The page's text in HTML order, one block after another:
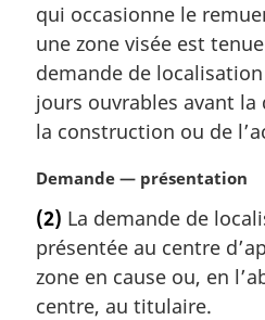
i
n
a
l
e
:
qui occasionne le
une zone visée est
demande de
jours ouvrables avant
la construction ou de
N
t
e
m
a
Demande — présentation
(2) La demande de
présentée au centre
zone en cause ou, en
centre, au titulaire.